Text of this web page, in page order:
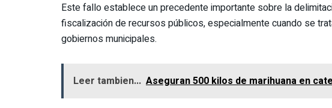
Este fallo establece un precedente importante sobre la
fiscalización de recursos públicos, especialmente cuando se
gobiernos municipales.
Leer tambien... Aseguran 500 kilos de marihuana en